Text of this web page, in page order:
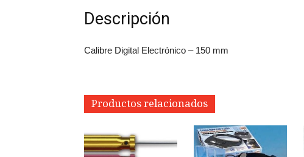
Descripción
Calibre Digital Electrónico – 150 mm
Productos relacionados